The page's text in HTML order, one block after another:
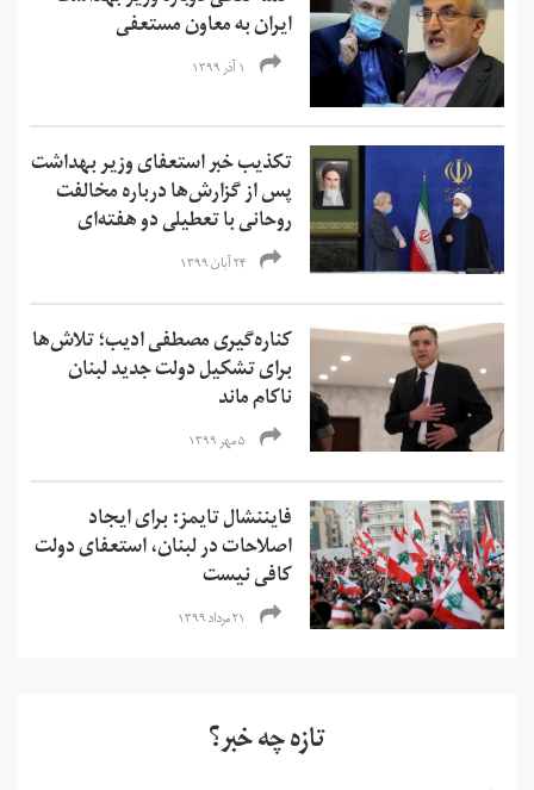
ایران به معاون مستعفی
۱ آذر ۱۳۹۹
تکذیب خبر استعفای وزیر بهداشت
پس از گزارش‌ها درباره مخالفت
روحانی با تعطیلی دو هفته‌ای
۲۴ آبان ۱۳۹۹
کناره‌گیری مصطفی ادیب؛ تلاش‌ها
برای تشکیل دولت جدید لبنان
ناکام ماند
۵ مهر ۱۳۹۹
فایننشال تایمز: برای ایجاد
اصلاحات در لبنان، استعفای دولت
کافی نیست
۲۱ مرداد ۱۳۹۹
تازه چه خبر؟